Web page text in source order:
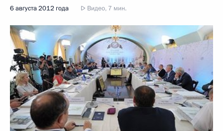
6 августа 2012 года Видео, 7 мин.